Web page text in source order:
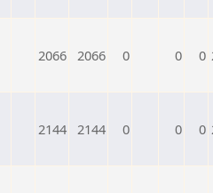
2066 2066 0 0 0
2144 2144 0 0 0